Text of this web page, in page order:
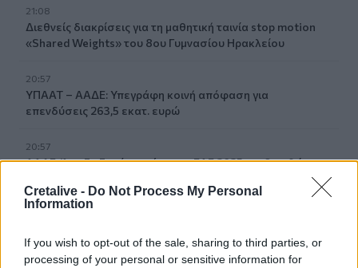
Cretalive - Do Not Process My Personal
Information
If you wish to opt-out of the sale, sharing to third parties, or
processing of your personal or sensitive information for
21:08
Διεθνείς διακρίσεις για τη μαθητική ταινία stop motion
«Shared Weights» του 8ου Γυμνασίου Ηρακλείου
20:57
ΥΠΑΑΤ – ΑΑΔΕ: Υπεγράφη κοινή απόφαση για
επενδύσεις 263,5 εκατ. ευρώ
20:57
ΑΑΔΕ: Άνοιξε ξανά το σύστημα ΕΑΕ 2025 για διορθώσεις
κυβέρνηση Μελόνι στη Μαδρίτη